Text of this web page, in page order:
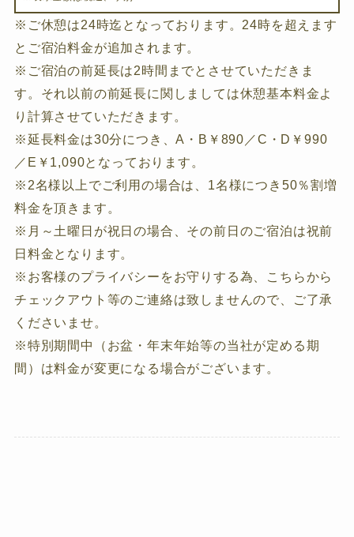
※ご休憩は24時迄となっております。24時を超えます
とご宿泊料金が追加されます。
※ご宿泊の前延長は2時間までとさせていただきま
す。それ以前の前延長に関しましては休憩基本料金よ
り計算させていただきます。
※延長料金は30分につき、A・B￥890／C・D￥990
／E￥1,090となっております。
※2名様以上でご利用の場合は、1名様につき50％割増
料金を頂きます。
※月～土曜日が祝日の場合、その前日のご宿泊は祝前
日料金となります。
※お客様のプライバシーをお守りする為、こちらから
チェックアウト等のご連絡は致しませんので、ご了承
くださいませ。
※特別期間中（お盆・年末年始等の当社が定める期
間）は料金が変更になる場合がございます。